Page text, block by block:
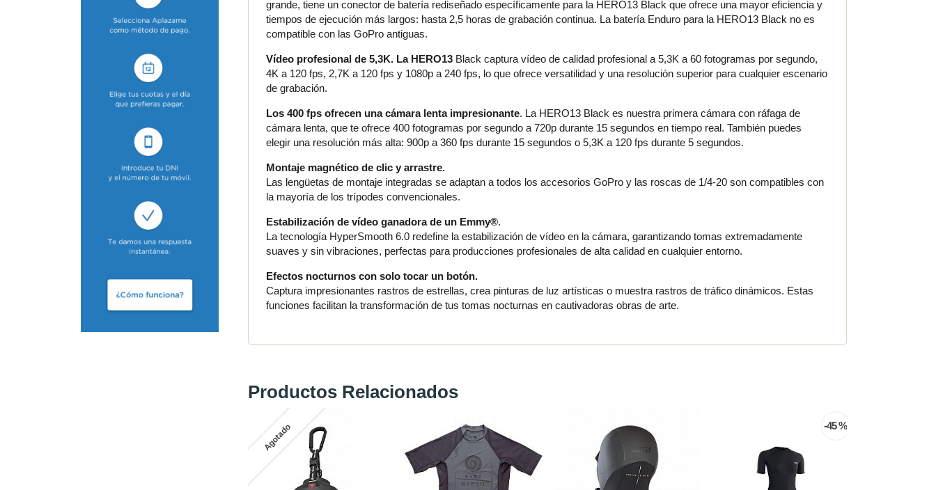
grande, tiene un conector de batería rediseñado específicamente para la HERO13 Black que ofrece una mayor eficiencia y
tiempos de ejecución más largos: hasta 2,5 horas de grabación continua. La batería Enduro para la HERO13 Black no es
compatible con las GoPro antiguas.
Vídeo profesional de 5,3K. La HERO13 Black captura vídeo de calidad profesional a 5,3K a 60 fotogramas por segundo,
4K a 120 fps, 2,7K a 120 fps y 1080p a 240 fps, lo que ofrece versatilidad y una resolución superior para cualquier escenario
de grabación.
Los 400 fps ofrecen una cámara lenta impresionante. La HERO13 Black es nuestra primera cámara con ráfaga de
cámara lenta, que te ofrece 400 fotogramas por segundo a 720p durante 15 segundos en tiempo real. También puedes
elegir una resolución más alta: 900p a 360 fps durante 15 segundos o 5,3K a 120 fps durante 5 segundos.
Montaje magnético de clic y arrastre.
Las lengüetas de montaje integradas se adaptan a todos los accesorios GoPro y las roscas de 1/4-20 son compatibles con
la mayoría de los trípodes convencionales.
Estabilización de vídeo ganadora de un Emmy®.
La tecnología HyperSmooth 6.0 redefine la estabilización de vídeo en la cámara, garantizando tomas extremadamente
suaves y sin vibraciones, perfectas para producciones profesionales de alta calidad en cualquier entorno.
Efectos nocturnos con solo tocar un botón.
Captura impresionantes rastros de estrellas, crea pinturas de luz artísticas o muestra rastros de tráfico dinámicos. Estas
funciones facilitan la transformación de tus tomas nocturnas en cautivadoras obras de arte.
Productos Relacionados